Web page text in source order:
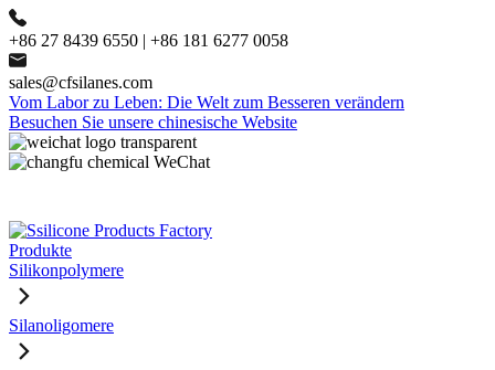
+86 27 8439 6550 | +86 181 6277 0058
sales@cfsilanes.com
Vom Labor zu Leben: Die Welt zum Besseren verändern
Besuchen Sie unsere chinesische Website
Produkte
Silikonpolymere
Silanoligomere